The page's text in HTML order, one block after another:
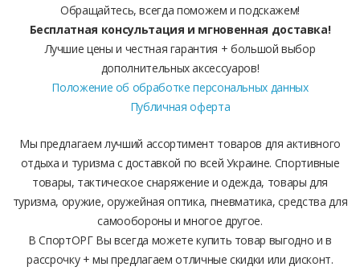
Обращайтесь, всегда поможем и подскажем!
Бесплатная консультация и мгновенная доставка!
Лучшие цены и честная гарантия + большой выбор
дополнительных аксессуаров!
Положение об обработке персональных данных
Публичная оферта
Мы предлагаем лучший ассортимент товаров для активного
отдыха и туризма с доставкой по всей Украине. Спортивные
товары, тактическое снаряжение и одежда, товары для
туризма, оружие, оружейная оптика, пневматика, средства для
самообороны и многое другое.
В СпортОРГ Вы всегда можете купить товар выгодно и в
рассрочку + мы предлагаем отличные скидки или дисконт.